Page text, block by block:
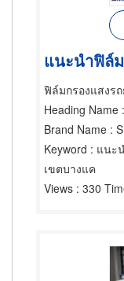
แนะนำฟิล์
ฟิล์มกรองแสงร
Heading Name
Brand Name :
Keyword : แนะ
เขตบางแค
Views : 330